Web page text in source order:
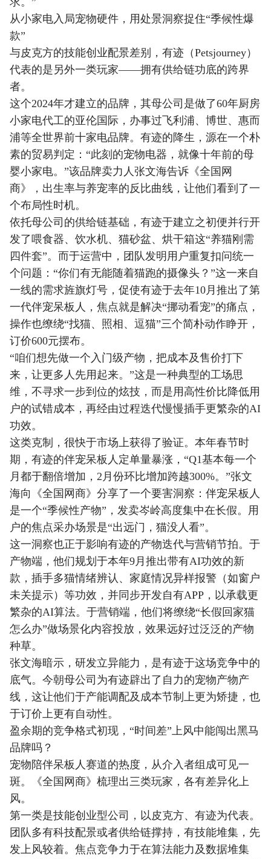
从小家电入局宠物硬件，用处景洞察捉住“季候性爆
款”
与皮克方的技能创业配景差别，有迹（Petsjourney）
代表的是另外一类玩家——拥有供给链功底的跨界
者。
这个2024年才建立的品牌，其母公司是做了60年厨房
小家电代工的亚伦国际，办事过飞利浦、博世、惠而
浦等全世界前十家电品牌。有迹的降生，源在一个朴
素的贸易判定：“此刻的宠物电器，就像十年前的母
婴小家电。”该品牌卖力人张文海告诉《全国网
商》，出生率与养宠率的反比曲线，让他们看到了一
个布局性时机。
依托母公司的供给链基础，有迹于建立之初便并行开
发了喂食器、饮水机、猫砂盆、烘干箱这“养猫刚需
四件套”。而于运营中，团队发明用户重复扣问统一
个问题：“你们有无能随着猫跑的摄像头？”这一来自
一线的需求旌旗灯号，促使有迹于去年10月推出了第
一代伴宠呆板人，焦点就是解决“挪动看宠”的痛点，
操作也缭绕“找猫、照相、逗猫”三个简朴动作睁开，
订价600元摆布。
“咱们想先做一个入门级产物，把成本及售价打下
来，让更多人先用起来。”这是一种典型的工场思
维，不寻求一步到位的炫技，而是用高性价比降低用
户的试错成本，再经由过程迭代慢慢插手更繁杂的AI
功效。
这类克制，很快于市场上获得了验证。本年春节时
期，有迹的伴宠呆板人定单量暴涨，“Q1基本每一个
月都于翻倍增加，2月份环比增加跨越300%。”张文
海向《全国网商》分享了一个要害洞察：伴宠呆板人
是一个“季候性产物”，发卖岑岭高度集中在长假。用
户的焦点采办场景是“出远门，猫没人看”。
这一洞察也正于影响有迹的产物迭代与营销节拍。于
产物端，他们规划于本年9月推出带有AI功效的新
款，插手多猫情绪辨认、家庭情况异样报警（如窗户
未关提示）等功效，并同步开发自有APP，以承载更
繁杂的AI算法。于营销端，他们将缭绕“长假回家猫
怎么办”做场景化内容投放，效果远好过泛泛的产物
种草。
张文海暗示，研发立异能力，是有迹于这场竞争中的
底气。今朝母公司为有迹辟出了自力的宠物产物产
线，这让他们于产能调配及成本节制上更为矫捷，也
于订价上更有自动性。
盈余期的竞争格式初现，“时间差”上风中能闯出黑马
品牌吗？
宠物陪伴呆板人赛道的热度，从介入者组成可见一
斑。《全国网商》梳理出三类玩家，各有差异化上
风。
第一类是技能创业型公司，以皮克方、有迹为代表。
团队多有科技配景或者供给链撑持，有技能堆集，先
发上风较着。焦点竞争力于在算法能力及数据堆集